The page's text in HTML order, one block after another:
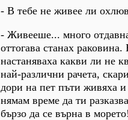
- В тебе не живее ли
- Живееше... много
оттогава станах
настаняваха какви ли не
най-различни рачета,
дори на пет пъти живяха
нямам време да ти
бързо да се върна в